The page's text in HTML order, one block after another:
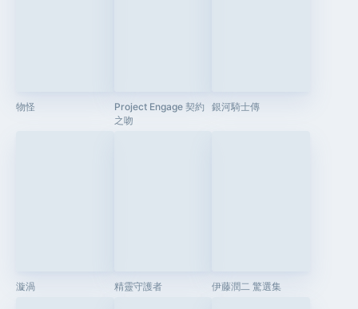
物怪
Project Engage 契約
之吻
銀河騎士傳
漩渦 精靈守護者 伊藤潤二 驚選集